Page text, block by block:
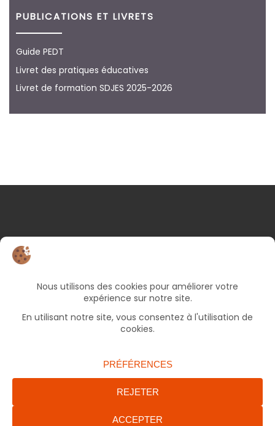
PUBLICATIONS ET LIVRETS
Guide PEDT
Livret des pratiques éducatives
Livret de formation SDJES 2025-2026
NOS COORDONNÉES
82000 Montauban
05 63 66 49 06
Bureaux ouverts le lundi et jeudi de 9h à 17h, le
mercredi et vendredi de 9h à 12h30 (fermé le